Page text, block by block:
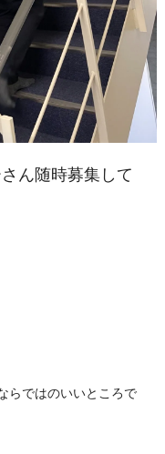
ん随時募集して
らではのいいところで